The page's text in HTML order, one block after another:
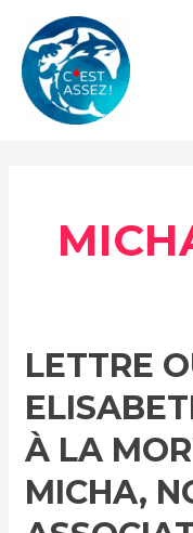
contenu
LETTRE
À LA
MICHA,